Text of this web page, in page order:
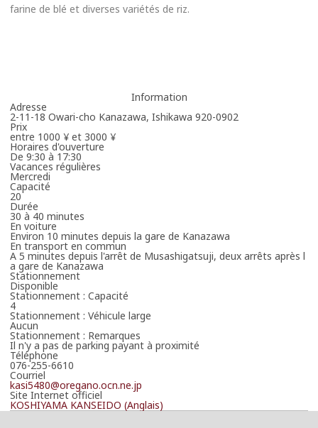
farine de blé et diverses variétés de riz.
Information
Adresse
2-11-18 Owari-cho Kanazawa, Ishikawa 920-0902
Prix
entre 1000 ¥ et 3000 ¥
Horaires d'ouverture
De 9:30 à 17:30
Vacances régulières
Mercredi
Capacité
20
Durée
30 à 40 minutes
En voiture
Environ 10 minutes depuis la gare de Kanazawa
En transport en commun
A 5 minutes depuis l'arrêt de Musashigatsuji, deux arrêts après l
a gare de Kanazawa
Stationnement
Disponible
Stationnement : Capacité
4
Stationnement : Véhicule large
Aucun
Stationnement : Remarques
Il n'y a pas de parking payant à proximité
Téléphone
076-255-6610
Courriel
kasi5480@oregano.ocn.ne.jp
Site Internet officiel
KOSHIYAMA KANSEIDO (Anglais)